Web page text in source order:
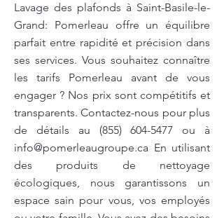
Lavage des plafonds à Saint-Basile-le-
Grand: Pomerleau offre un équilibre
parfait entre rapidité et précision dans
ses services. Vous souhaitez connaître
les tarifs Pomerleau avant de vous
engager ? Nos prix sont compétitifs et
transparents. Contactez-nous pour plus
de détails au (855) 604-5477 ou à
info@pomerleaugroupe.ca En utilisant
des produits de nettoyage
écologiques, nous garantissons un
espace sain pour vous, vos employés